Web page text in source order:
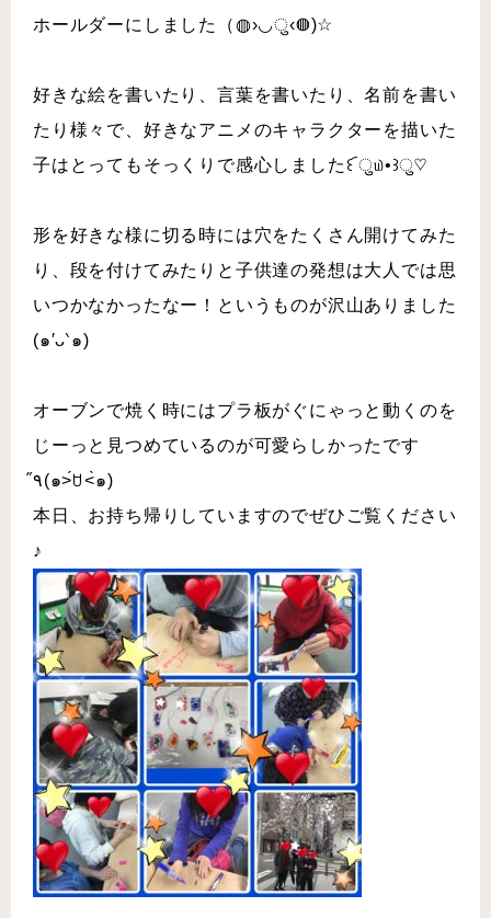
ホールダーにしました（◍›◡ु‹◍)☆
好きな絵を書いたり、言葉を書いたり、名前を書い
たり様々で、好きなアニメのキャラクターを描いた
子はとってもそっくりで感心しました꒰ ︠ु௰•꒱ु♡
形を好きな様に切る時には穴をたくさん開けてみた
り、段を付けてみたりと子供達の発想は大人では思
いつかなかったなー！というものが沢山ありました
(๑′ᴗ‵๑)
オーブンで焼く時にはプラ板がぐにゃっと動くのを
じーっと見つめているのが可愛らしかったです
٩̋(๑˃́ꇴ˂̀๑)
本日、お持ち帰りしていますのでぜひご覧ください
♪